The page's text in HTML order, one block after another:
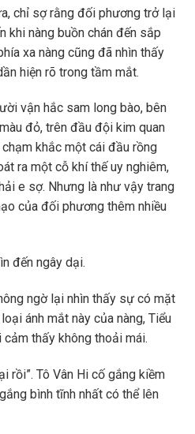
chỉ sợ rằng đối phương trở lại
khi nàng buồn chán đến sắp
xa nàng cũng đã nhìn thấy
hiện rõ trong tầm mắt.
vận hắc sam long bào, bên
đỏ, trên đầu đội kim quan
khắc một cái đầu rồng
ra một cỗ khí thế uy nghiêm,
e sợ. Nhưng là như vậy trang
của đối phương thêm nhiều
đến ngây dại.
ngờ lại nhìn thấy sự có mặt
ánh mắt này của nàng, Tiểu
thấy không thoải mái.
rồi”. Tô Vân Hi cố gắng kiềm
bình tĩnh nhất có thể lên